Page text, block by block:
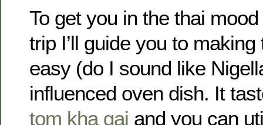
To get you in the thai
trip I’ll guide you to
easy (do I sound like
influenced oven dish. It
tom kha gai and you can